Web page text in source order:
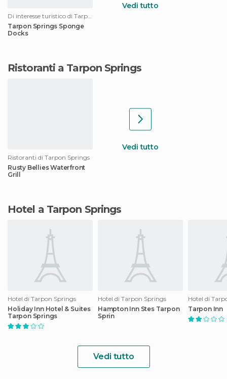
Di interesse turistico di Tarpon Springs
Tarpon Springs Sponge
Docks
Vedi tutto
Ristoranti a Tarpon Springs
Ristoranti di Tarpon Springs
Rusty Bellies Waterfront
Grill
Vedi tutto
Hotel a Tarpon Springs
Hotel di Tarpon Springs
Holiday Inn Hotel & Suites
Tarpon Springs
Hotel di Tarpon Springs
Hampton Inn Stes Tarpon
Sprin
Hotel di
Tarpon Inn
Vedi tutto